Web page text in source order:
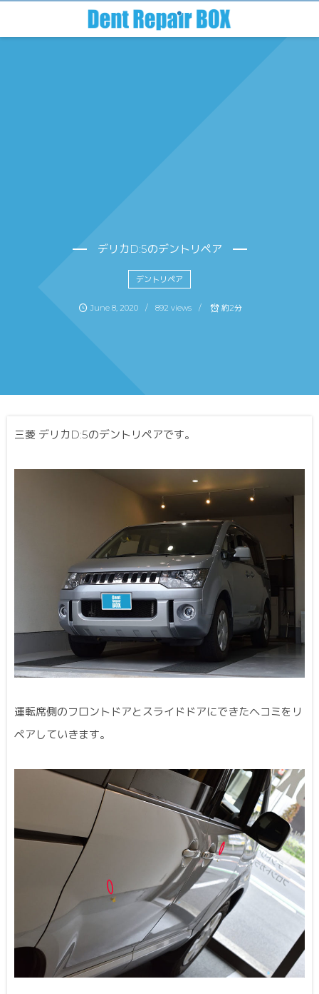
デリカD:5のデントリペア
デントリペア
June 8, 2020 892 views 約2分
三菱 デリカD:5のデントリペアです。
運転席側のフロントドアとスライドドアにできたヘコミをリ
ペアしていきます。